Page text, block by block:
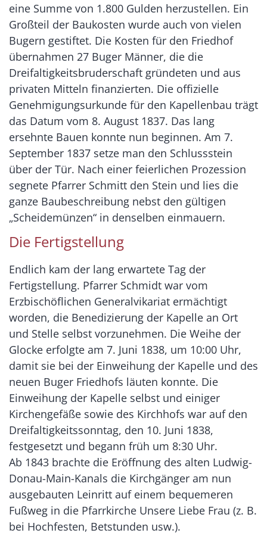
eine Summe von 1.800 Gulden herzustellen. Ein
Großteil der Baukosten wurde auch von vielen
Bugern gestiftet. Die Kosten für den Friedhof
übernahmen 27 Buger Männer, die die
Dreifaltigkeitsbruderschaft gründeten und aus
privaten Mitteln finanzierten. Die offizielle
Genehmigungsurkunde für den Kapellenbau trägt
das Datum vom 8. August 1837. Das lang
ersehnte Bauen konnte nun beginnen. Am 7.
September 1837 setze man den Schlussstein
über der Tür. Nach einer feierlichen Prozession
segnete Pfarrer Schmitt den Stein und lies die
ganze Baubeschreibung nebst den gültigen
„Scheidemünzen“ in denselben einmauern.
Die Fertigstellung
Endlich kam der lang erwartete Tag der
Fertigstellung. Pfarrer Schmidt war vom
Erzbischöflichen Generalvikariat ermächtigt
worden, die Benedizierung der Kapelle an Ort
und Stelle selbst vorzunehmen. Die Weihe der
Glocke erfolgte am 7. Juni 1838, um 10:00 Uhr,
damit sie bei der Einweihung der Kapelle und des
neuen Buger Friedhofs läuten konnte. Die
Einweihung der Kapelle selbst und einiger
Kirchengefäße sowie des Kirchhofs war auf den
Dreifaltigkeitssonntag, den 10. Juni 1838,
festgesetzt und begann früh um 8:30 Uhr.
Ab 1843 brachte die Eröffnung des alten Ludwig-
Donau-Main-Kanals die Kirchgänger am nun
ausgebauten Leinritt auf einem bequemeren
Fußweg in die Pfarrkirche Unsere Liebe Frau (z. B.
bei Hochfesten, Betstunden usw.).